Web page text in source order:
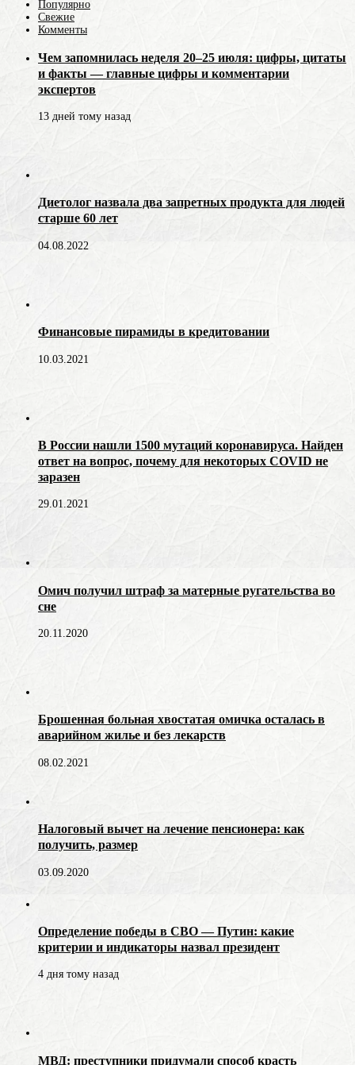
Популярно
Свежие
Комменты
Чем запомнилась неделя 20–25 июля: цифры, цитаты
и факты — главные цифры и комментарии
экспертов
13 дней тому назад
Диетолог назвала два запретных продукта для людей
старше 60 лет
04.08.2022
Финансовые пирамиды в кредитовании
10.03.2021
В России нашли 1500 мутаций коронавируса. Найден
ответ на вопрос, почему для некоторых COVID не
заразен
29.01.2021
Омич получил штраф за матерные ругательства во
сне
20.11.2020
Брошенная больная хвостатая омичка осталась в
аварийном жилье и без лекарств
08.02.2021
Налоговый вычет на лечение пенсионера: как
получить, размер
03.09.2020
Определение победы в СВО — Путин: какие
критерии и индикаторы назвал президент
4 дня тому назад
МВД: преступники придумали способ красть